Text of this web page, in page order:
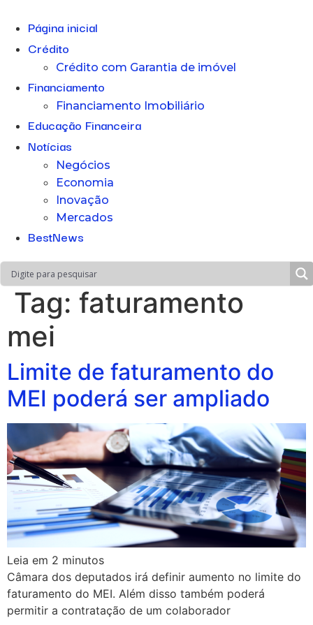
Página inicial
Crédito
Crédito com Garantia de imóvel
Financiamento
Financiamento Imobiliário
Educação Financeira
Notícias
Negócios
Economia
Inovação
Mercados
BestNews
Tag: faturamento
mei
Limite de faturamento do
MEI poderá ser ampliado
Leia em 2 minutos
Câmara dos deputados irá definir aumento no limite do
faturamento do MEI. Além disso também poderá
permitir a contratação de um colaborador